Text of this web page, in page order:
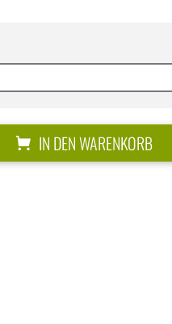
IN DEN WARENKORB